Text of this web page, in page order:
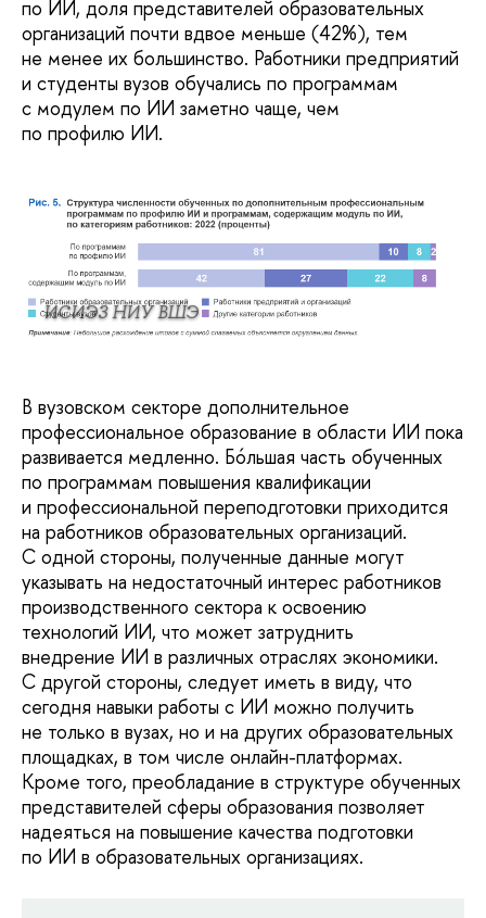
по ИИ, доля представителей образовательных
организаций почти вдвое меньше (42%), тем
не менее их большинство. Работники предприятий
и студенты вузов обучались по программам
с модулем по ИИ заметно чаще, чем
по профилю ИИ.
ИСИЭЗ НИУ ВШЭ
В вузовском секторе дополнительное
профессиональное образование в области ИИ пока
развивается медленно. Бóльшая часть обученных
по программам повышения квалификации
и профессиональной переподготовки приходится
на работников образовательных организаций.
С одной стороны, полученные данные могут
указывать на недостаточный интерес работников
производственного сектора к освоению
технологий ИИ, что может затруднить
внедрение ИИ в различных отраслях экономики.
С другой стороны, следует иметь в виду, что
сегодня навыки работы с ИИ можно получить
не только в вузах, но и на других образовательных
площадках, в том числе онлайн-платформах.
Кроме того, преобладание в структуре обученных
представителей сферы образования позволяет
надеяться на повышение качества подготовки
по ИИ в образовательных организациях.